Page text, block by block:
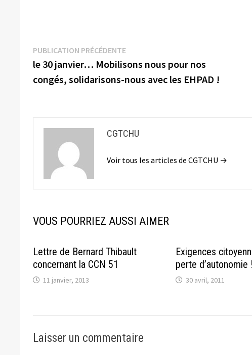
Navigation
de
l’article
PUBLICATION PRÉCÉDENTEPublication
précédente :
le 30 janvier… Mobilisons nous pour nos
congés, solidarisons-nous avec les EHPAD !
CGTCHU
Voir tous les articles de CGTCHU →
VOUS POURRIEZ AUSSI AIMER
Lettre de Bernard Thibault
concernant la CCN 51
11 janvier, 2013
Exigences
perte d’autonomie
30 avril, 2011
Laisser un commentaire